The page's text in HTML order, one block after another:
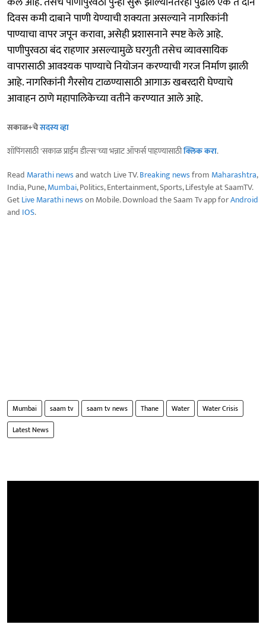
दिवस कमी दाबाने पाणी येण्याची शक्यता असल्याने नागरिकांनी
पाण्याचा वापर जपून करावा, असेही प्रशासनाने स्पष्ट केले आहे.
पाणीपुरवठा बंद राहणार असल्यामुळे घरगुती तसेच व्यावसायिक
वापरासाठी आवश्यक पाण्याचे नियोजन करण्याची गरज निर्माण झाली
आहे. नागरिकांनी गैरसोय टाळण्यासाठी आगाऊ खबरदारी घेण्याचे
आवाहन ठाणे महापालिकेच्या वतीने करण्यात आले आहे.
सकाळ+चेसदस्य व्हा
शॉपिंगसाठी 'सकाळ प्राईम डील्स'च्या भन्नाट ऑफर्स पाहण्यासाठीक्लिक करा.
Read Marathi newsand watch Live TV.Breaking newsfrom Maharashtra,
India, Pune,Mumbai, Politics, Entertainment, Sports, Lifestyle at SaamTV.
GetLive Marathi newson Mobile. Download the Saam Tv app forAndroid
and IOS.
Mumbai saam tv saam tv news Thane Water
Water Crisis
Latest News